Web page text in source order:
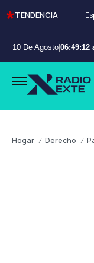
TENDENCIA
10 De Agosto| 06:49:13
Hogar / Derecho /